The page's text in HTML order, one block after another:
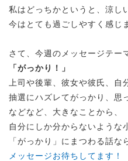
私はどっちかというと、涼し
今はとても過ごしやすく感じ
さて、今週のメッセージテー
「がっかり！」
上司や後輩、彼女や彼氏、自
抽選にハズレてがっかり、思
などなど、大きなことから、
自分にしか分からないような
「がっかり」にまつわる話な
メッセージお待ちしてます！